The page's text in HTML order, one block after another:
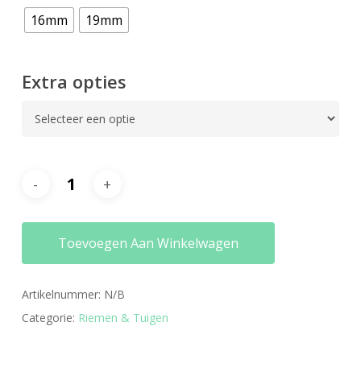
16mm 19mm
Extra opties
Toevoegen Aan Winkelwagen
Artikelnummer: N/B
Categorie: Riemen & Tuigen